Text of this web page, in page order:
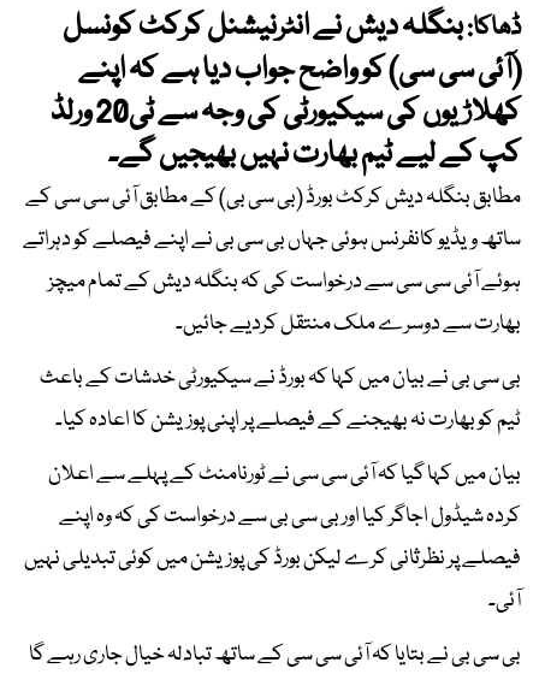
ڈھاکا:بنگلہ دیش نے انٹرنیشنل کرکٹ کونسل
(آئی سی سی) کو واضح جواب دیا ہے کہ اپنے
کھلاڑیوں کی سیکیورٹی کی وجہ سے ٹی20 ورلڈ
کپ کے لیے ٹیم بھارت نہیں بھیجیں گے۔
مطابق بنگلہ دیش کرکٹ بورڈ (بی سی بی) کے مطابق آئی سی سی کے
ساتھ ویڈیو کانفرنس ہوئی جہاں بی سی بی نے اپنے فیصلے کو دہراتے
ہوئے آئی سی سی سے درخواست کی کہ بنگلہ دیش کے تمام میچز
بھارت سے دوسرے ملک منتقل کردیے جائیں۔
بی سی بی نے بیان میں کہا کہ بورڈ نے سیکیورٹی خدشات کے باعث
ٹیم کو بھارت نہ بھیجنے کے فیصلے پر اپنی پوزیشن کا اعادہ کیا۔
بیان میں کہا گیا کہ آئی سی سی نے ٹورنامنٹ کے پہلے سے اعلان
کردہ شیڈول اجاگر کیا اور بی سی بی سے درخواست کی کہ وہ اپنے
فیصلے پر نظرثانی کرے لیکن بورڈ کی پوزیشن میں کوئی تبدیلی نہیں
آئی۔
بی سی بی نے بتایا کہ آئی سی سی کے ساتھ تبادلہ خیال جاری رہے گا